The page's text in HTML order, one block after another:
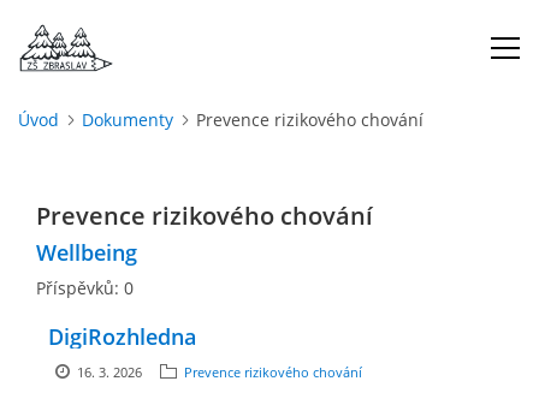
O NÁS
ŠKOLNÍ ROK
DOKUMENTY
Úvod Dokumenty Prevence rizikového chování
Prevence rizikového chování
Wellbeing
Příspěvků: 0
DigiRozhledna
16. 3. 2026 Prevence rizikového chování